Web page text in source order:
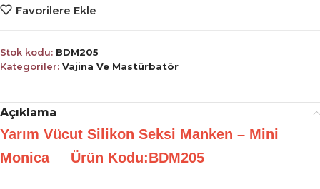
Favorilere Ekle
Stok kodu: BDM205
Kategoriler: Vajina Ve Mastürbatör
Açıklama
Yarım Vücut Silikon Seksi Manken – Mini
Monica Ürün Kodu:BDM205